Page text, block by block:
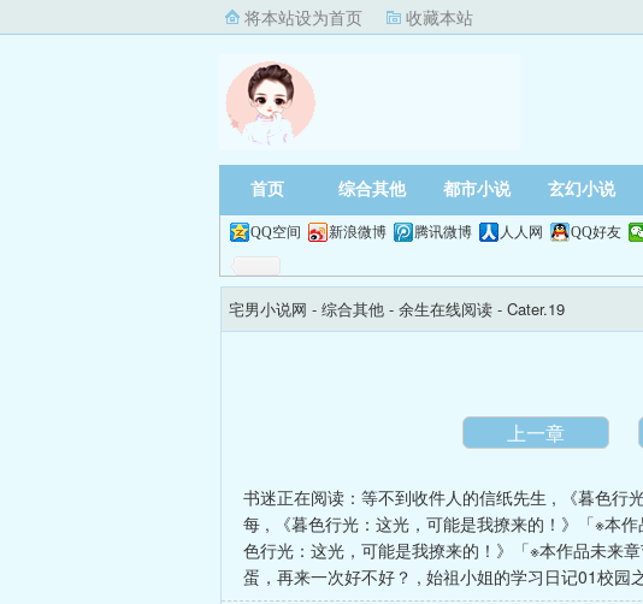
将本站设为首页 收藏本站
首页 综合其他 都市小说 玄幻小说
QQ空间 新浪微博 腾讯微博 人人网 QQ好友
宅男小说网 - 综合其他 - 余生在线阅读 - Cater.19
上一章
书迷正在阅读： 等不到收件人的信纸先生 ,
《暮色行
每 , 《暮色行光：这光，可能是我撩来的！》「※本
色行光：这光，可能是我撩来的！》「※本作品未来
蛋，再来一次好不好？ , 始祖小姐的学习日记01校园